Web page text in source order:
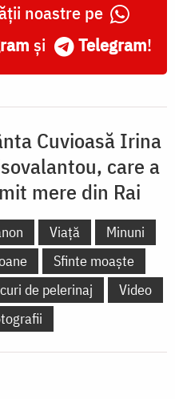
noastre pe
și Telegram!
Cuvioasă Irina
care a
mere din Rai
Viață
Minuni
Sfinte moaște
de pelerinaj
Video